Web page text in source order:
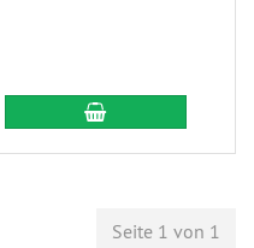
Seite 1 von 1